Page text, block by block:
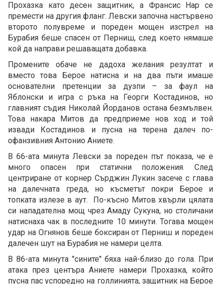
Прохазка като десен защитник, а Франсис Нар се
премести на другия фланг. Левски започна настървено
второто полувреме и пореден мощен изстрел на
Бурабия беше спасен от Перниш, след което нямаше
кой да направи решаващата добавка.
Промените обаче не дадоха желания резултат и
вместо това Берое натисна и на два пъти имаше
основателни претенции за дузпи – за фаул на
Яблонски и игра с ръка на Георги Костадинов, но
главният съдия Николай Йорданов остана безмълвен.
Това накара Митов да предприеме нов ход и той
извади Костадинов и пусна на терена далеч по-
офанзивния Антонио Аниете.
В 66-ата минута Левски за пореден път показа, че е
много опасен при статични положения. След
центриране от корнер Сърджин Лукин засече с глава
на далечната греда, но късметът покри Берое и
топката излезе в аут. По-късно Митов хвърли цялата
си нападателна мощ чрез Амаду Сукуна, но столичани
натиснаха чак в последните 10 минути. Тогава мощен
удар на Огнянов беше боксиран от Перниш и пореден
далечен шут на Бурабия не намери целта.
В 86-ата минута "сините" бяха най-близо до гола. При
атака през центъра Аниете намери Прохазка, който
пусна пас успоредно на голлинията, защитник на Берое